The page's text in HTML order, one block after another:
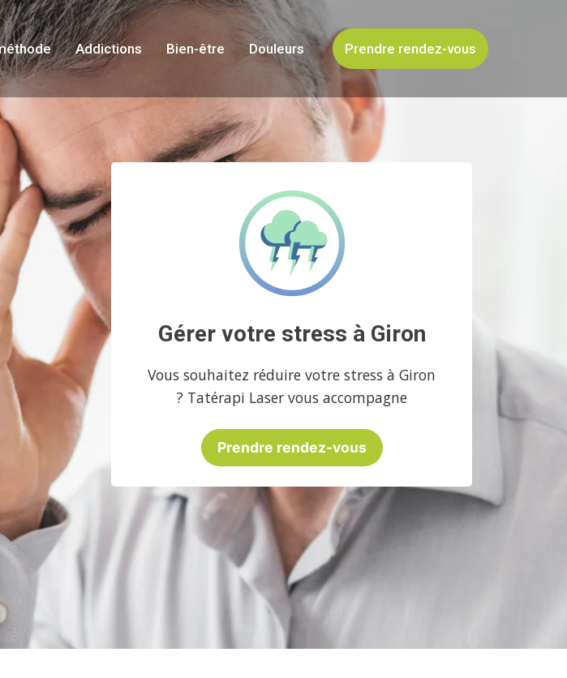
Addictions Bien-être Douleurs Prendre rendez-vous
Gérer votre stress à Giron
Vous souhaitez réduire votre stress à Giron
? Tatérapi Laser vous accompagne
Prendre rendez-vous